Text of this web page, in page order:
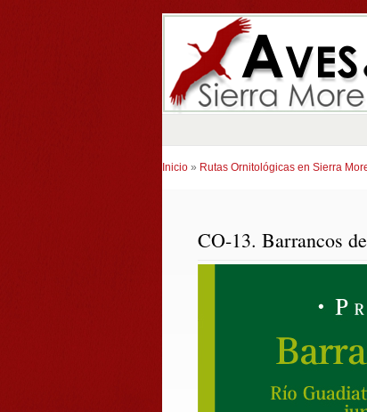
Inicio » Rutas Ornitológicas en Sierra
CO-13. Barrancos